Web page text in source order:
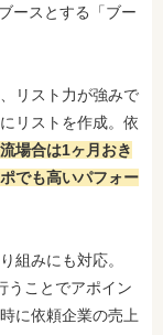
ースとする「ブー
リスト力が強みで
リストを作成。依
場合は1ヶ月おき
でも高いパフォー
組みにも対応。
うことでアポイン
に依頼企業の売上